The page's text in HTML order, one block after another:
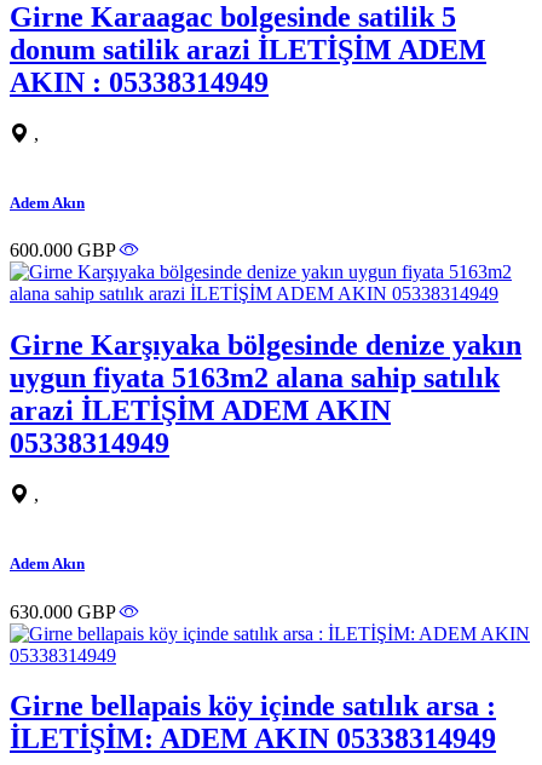
Girne Karaagac bolgesinde satilik 5
donum satilik arazi İLETİŞİM ADEM
AKIN : 05338314949
,
Adem Akın
600.000 GBP
Girne Karşıyaka bölgesinde denize yakın
uygun fiyata 5163m2 alana sahip satılık
arazi İLETİŞİM ADEM AKIN
05338314949
,
Adem Akın
630.000 GBP
Girne bellapais köy içinde satılık arsa :
İLETİŞİM: ADEM AKIN 05338314949